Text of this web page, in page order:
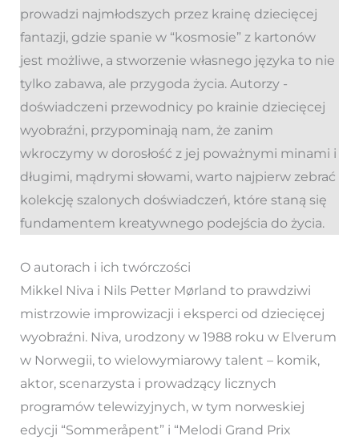
prowadzi najmłodszych przez krainę dziecięcej
fantazji, gdzie spanie w “kosmosie” z kartonów
jest możliwe, a stworzenie własnego języka to nie
tylko zabawa, ale przygoda życia. Autorzy -
doświadczeni przewodnicy po krainie dziecięcej
wyobraźni, przypominają nam, że zanim
wkroczymy w dorosłość z jej poważnymi minami i
długimi, mądrymi słowami, warto najpierw zebrać
kolekcję szalonych doświadczeń, które staną się
fundamentem kreatywnego podejścia do życia.
O autorach i ich twórczości
Mikkel Niva i Nils Petter Mørland to prawdziwi
mistrzowie improwizacji i eksperci od dziecięcej
wyobraźni. Niva, urodzony w 1988 roku w Elverum
w Norwegii, to wielowymiarowy talent – komik,
aktor, scenarzysta i prowadzący licznych
programów telewizyjnych, w tym norweskiej
edycji “Sommeråpent” i “Melodi Grand Prix